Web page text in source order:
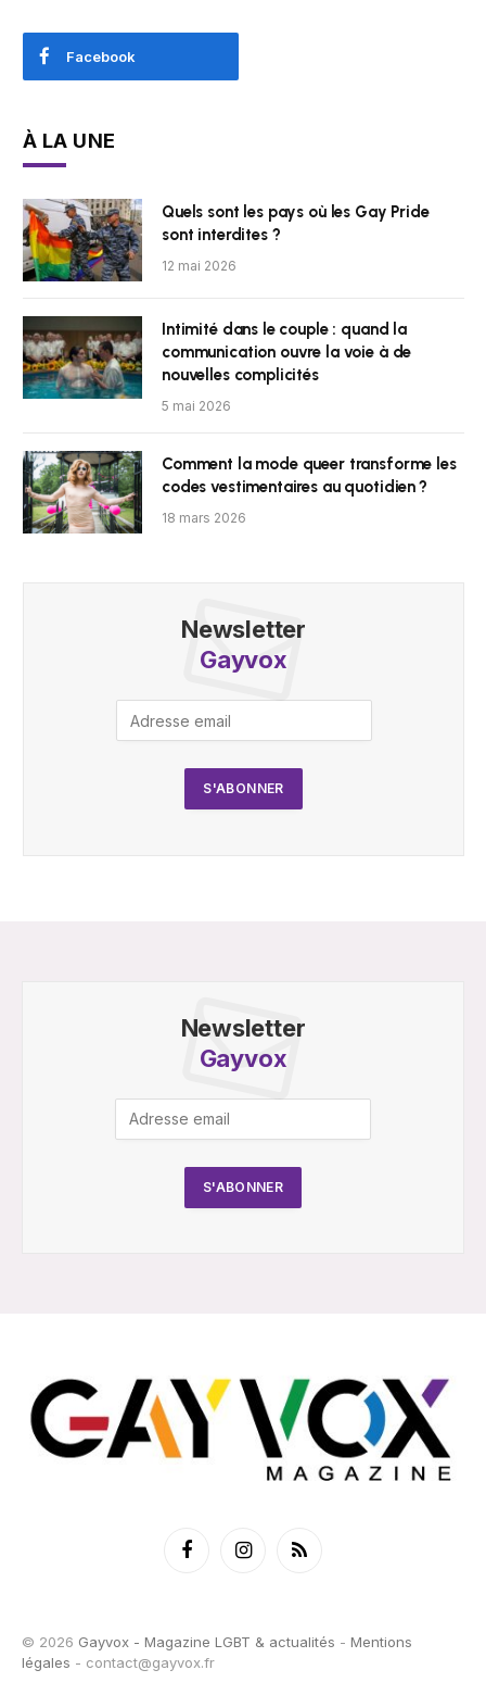
Facebook
À LA UNE
Quels sont les pays où les Gay Pride
sont interdites ?
12 mai 2026
Intimité dans le couple : quand la
communication ouvre la voie à de
nouvelles complicités
5 mai 2026
Comment la mode queer transforme les
codes vestimentaires au quotidien ?
18 mars 2026
Newsletter
Gayvox
Newsletter
Gayvox
FacebookInstagramRSS
© 2026 Gayvox - Magazine LGBT & actualités - Mentions
légales - contact@gayvox.fr